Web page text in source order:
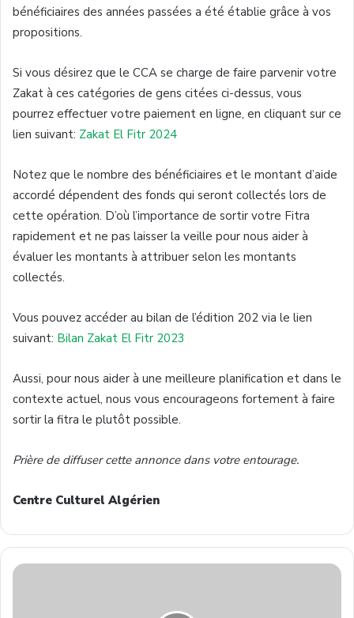
bénéficiaires des années passées a été établie grâce à vos
propositions.
Si vous désirez que le CCA se charge de faire parvenir votre
Zakat à ces catégories de gens citées ci-dessus, vous
pourrez effectuer votre paiement en ligne, en cliquant sur ce
lien suivant: Zakat El Fitr 2024
Notez que le nombre des bénéficiaires et le montant d’aide
accordé dépendent des fonds qui seront collectés lors de
cette opération. D’où l’importance de sortir votre Fitra
rapidement et ne pas laisser la veille pour nous aider à
évaluer les montants à attribuer selon les montants
collectés.
Vous pouvez accéder au bilan de l’édition 202 via le lien
suivant: Bilan Zakat El Fitr 2023
Aussi, pour nous aider à une meilleure planification et dans le
contexte actuel, nous vous encourageons fortement à faire
sortir la fitra le plutôt possible.
Prière de diffuser cette annonce dans votre entourage.
Centre Culturel Algérien